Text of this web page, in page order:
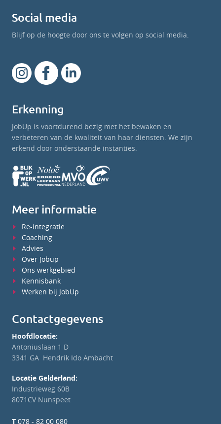
Social media
Blijf op de hoogte door ons te volgen op social media.
Erkenning
JobUp is voortdurend bezig met het bewaken en
verbeteren van de kwaliteit van haar diensten. We zijn
erkend door onderstaande instanties.
Meer informatie
Re-integratie
Coaching
Advies
Over Jobup
Ons werkgebied
Kennisbank
Werken bij JobUp
Contactgegevens
Hoofdlocatie:
Antoniuslaan 1 D
3341 GA Hendrik Ido Ambacht
Locatie Gelderland:
Industrieweg 60B
8071CV Nunspeet
T 078 - 82 00 080